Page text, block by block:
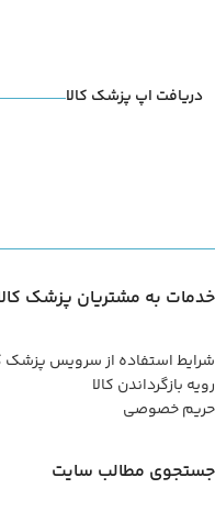
دریافت اپ پزشک کالا
خدمات به مشتریان پزشک
شرایط استفاده از سرویس پزشک
رویه بازگرداندن کالا
حریم خصوصی
جستجوی مطالب سایت